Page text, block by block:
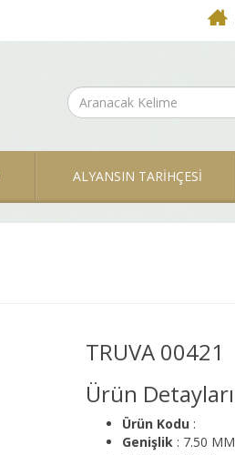
ALYANSIN TARİHÇESİ
TRUVA 00421
Ürün Detayları
Ürün Kodu :
Genişlik : 7.50 MM